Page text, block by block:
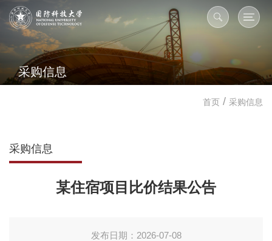
采购信息
首页 / 采购信息
采购信息
某住宿项目比价结果公告
发布日期：2026-07-08